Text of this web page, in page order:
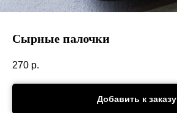
Сырные палочки
270 р.
Добавить к заказу